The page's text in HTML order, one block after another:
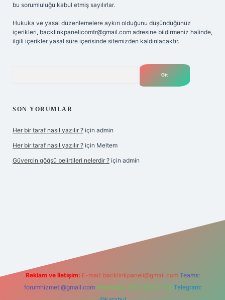
bu sorumluluğu kabul etmiş sayılırlar.
Hukuka ve yasal düzenlemelere aykırı olduğunu düşündüğünüz
içerikleri, backlinkpanelicomtr@gmail.com adresine bildirmeniz halinde,
ilgili içerikler yasal süre içerisinde sitemizden kaldırılacaktır.
SON YORUMLAR
Her bir taraf nasıl yazılır ? için admin
Her bir taraf nasıl yazılır ? için Meltem
Güvercin göğsü belirtileri nelerdir ? için admin
Reklam ve İletişim: E-mail: backlinkpaneli@gmail.com Teams:
forumhizmeti@gmail.com Whatsapp: 0262 606 0 726 Telegram: